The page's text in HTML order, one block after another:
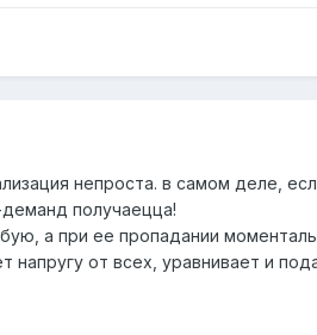
непроста. в самом деле,
получаецца!
а при ее пропадании
от всех, уравнивает и